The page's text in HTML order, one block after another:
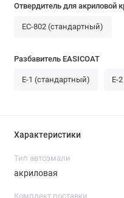
Отвердитель для акриловой
EC-802 (стандартный)
Разбавитель EASICOAT
E-1 (стандартный) E-
Характеристики
Тип автоэмали
акриловая
Комплект поставки